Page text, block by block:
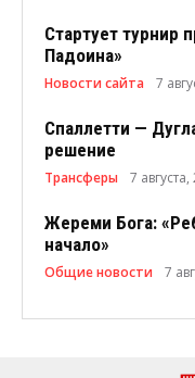
Стартует турнир
Падоина»
Новости сайта 7
Спаллетти —
решение
Трансферы 7
Жереми Бога:
начало»
Общие новости 7